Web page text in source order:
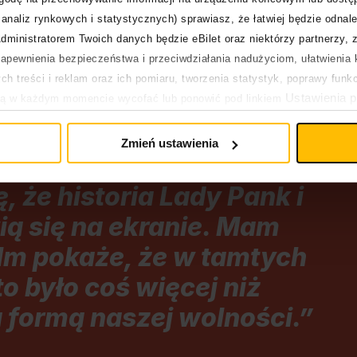
rynkowych i statystycznych) sprawiasz, że łatwiej będzie
Twoich danych będzie eBilet oraz niektórzy partnerzy, z
bezpieczeństwa i przeciwdziałania nadużyciom,
treści i reklam oraz ich pomiaru, tworzenia statystyk, poprawy
Ustawienia
Zmień ustawienia
że historia Lady Pank i
się na ekranie. Mam
pokaże, że w tamtych
było coś więcej niż
formą naszej wolności.”